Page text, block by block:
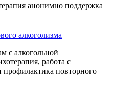
анонимно поддержка
алкоголизма
с алкогольной
работа с
повторного